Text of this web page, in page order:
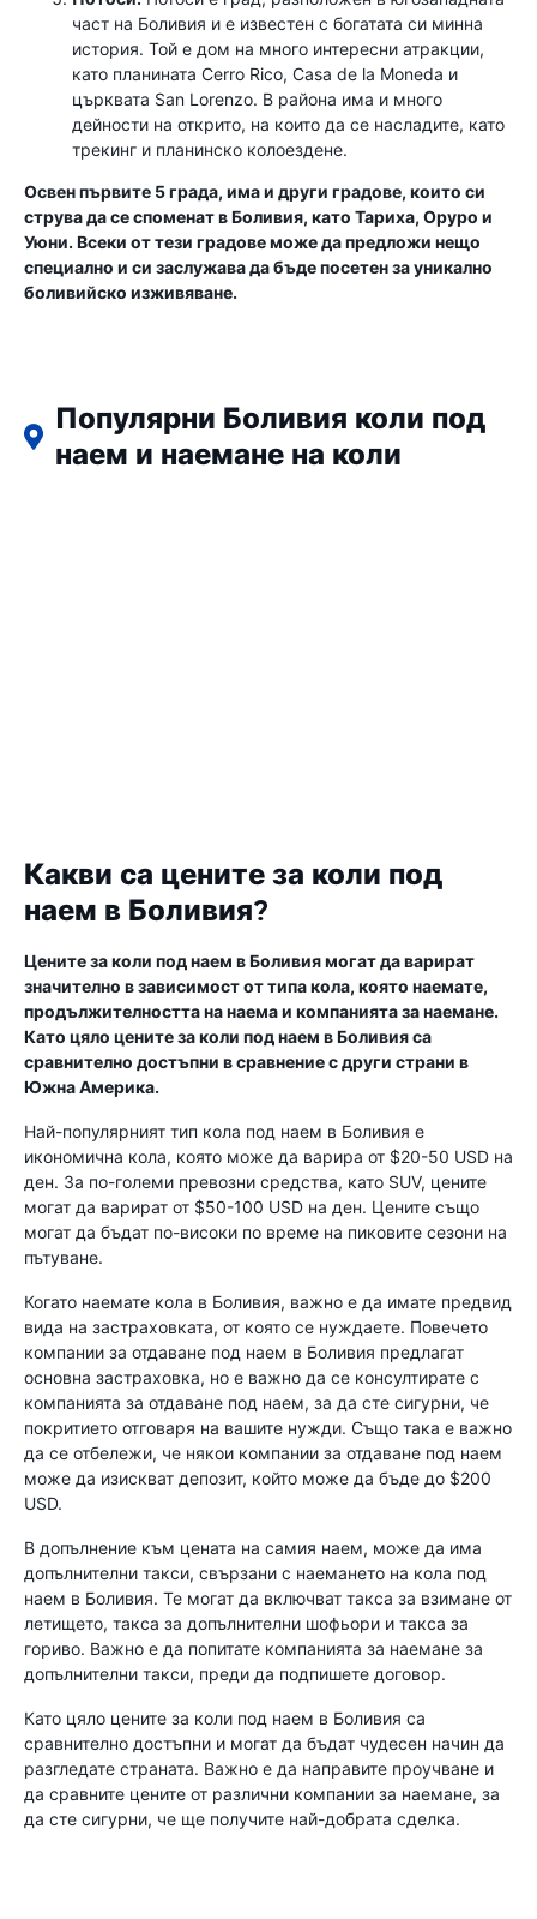
част на Боливия и е известен с богатата си минна
история. Той е дом на много интересни атракции,
като планината Cerro Rico, Casa de la Moneda и
църквата San Lorenzo. В района има и много
дейности на открито, на които да се насладите, като
трекинг и планинско колоездене.
Освен първите 5 града, има и други градове, които си
струва да се споменат в Боливия, като Тариха, Оруро и
Уюни. Всеки от тези градове може да предложи нещо
специално и си заслужава да бъде посетен за уникално
боливийско изживяване.
Популярни Боливия коли под
наем и наемане на коли
Какви са цените за коли под
наем в Боливия?
Цените за коли под наем в Боливия могат да варират
значително в зависимост от типа кола, която наемате,
продължителността на наема и компанията за наемане.
Като цяло цените за коли под наем в Боливия са
сравнително достъпни в сравнение с други страни в
Южна Америка.
Най-популярният тип кола под наем в Боливия е
икономична кола, която може да варира от $20-50 USD на
ден. За по-големи превозни средства, като SUV, цените
могат да варират от $50-100 USD на ден. Цените също
могат да бъдат по-високи по време на пиковите сезони на
пътуване.
Когато наемате кола в Боливия, важно е да имате предвид
вида на застраховката, от която се нуждаете. Повечето
компании за отдаване под наем в Боливия предлагат
основна застраховка, но е важно да се консултирате с
компанията за отдаване под наем, за да сте сигурни, че
покритието отговаря на вашите нужди. Също така е важно
да се отбележи, че някои компании за отдаване под наем
може да изискват депозит, който може да бъде до $200
USD.
В допълнение към цената на самия наем, може да има
допълнителни такси, свързани с наемането на кола под
наем в Боливия. Те могат да включват такса за взимане от
летището, такса за допълнителни шофьори и такса за
гориво. Важно е да попитате компанията за наемане за
допълнителни такси, преди да подпишете договор.
Като цяло цените за коли под наем в Боливия са
сравнително достъпни и могат да бъдат чудесен начин да
разгледате страната. Важно е да направите проучване и
да сравните цените от различни компании за наемане, за
да сте сигурни, че ще получите най-добрата сделка.